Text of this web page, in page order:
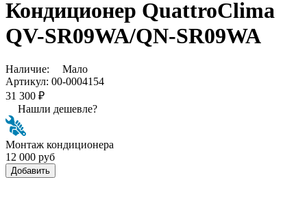
Кондиционер QuattroСlima
QV-SR09WA/QN-SR09WA
Наличие:
Мало
Артикул: 00-0004154
31 300 ₽
Нашли дешевле?
Монтаж кондиционера
12 000 руб
Добавить